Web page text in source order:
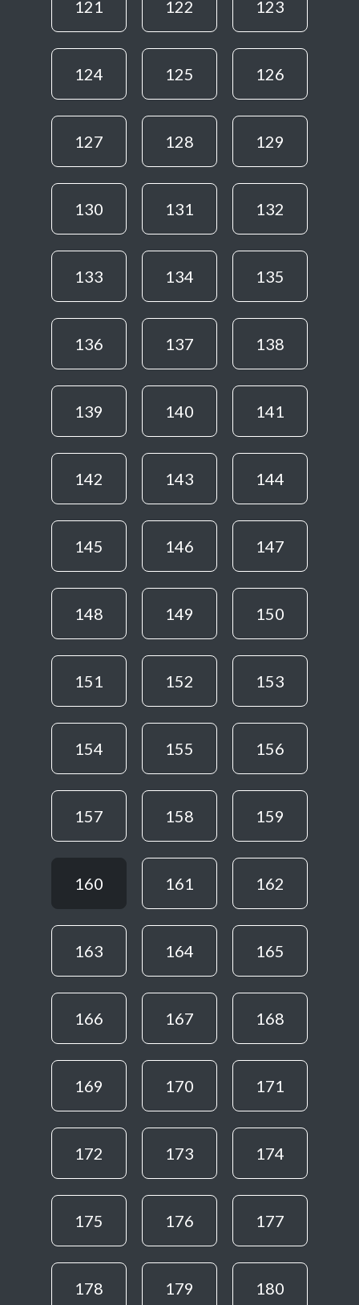
121 122 123
124 125 126
127 128 129
130 131 132
133 134 135
136 137 138
139 140 141
142 143 144
145 146 147
148 149 150
151 152 153
154 155 156
157 158 159
160 161 162
163 164 165
166 167 168
169 170 171
172 173 174
175 176 177
178 179 180